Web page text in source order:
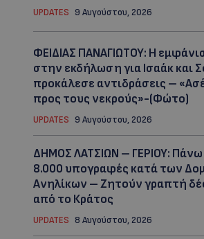
UPDATES 9 Αυγούστου, 2026
ΦΕΙΔΙΑΣ ΠΑΝΑΓΙΩΤΟΥ: Η
στην εκδήλωση για Ισαάκ και
προκάλεσε αντιδράσεις –
προς τους νεκρούς»-(Φώτο)
UPDATES 9 Αυγούστου, 2026
ΔΗΜΟΣ ΛΑΤΣΙΩΝ – ΓΕΡΙΟΥ:
8.000 υπογραφές κατά των
Ανηλίκων – Ζητούν γραπτή
από το Κράτος
UPDATES 8 Αυγούστου, 2026